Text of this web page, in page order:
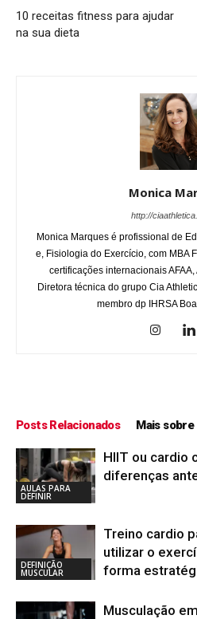
10 receitas fitness para ajudar
na sua dieta
Monica
http://
Monica Marques é profissional de
e, Fisiologia do Exercício, com MBA
certificações internacionais
Diretora técnica do grupo Cia
membro dp IHRSA
Posts Relacionados Mais
AULAS PARA
DEFINIR
HIIT ou cardio
diferenças
DEFINIÇÃO
MUSCULAR
Treino cardio
utilizar o
forma
Musculação